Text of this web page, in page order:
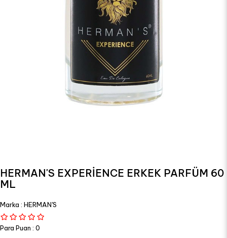
HERMAN'S EXPERİENCE ERKEK PARFÜM 60
ML
Marka : HERMAN'S
Para Puan : 0